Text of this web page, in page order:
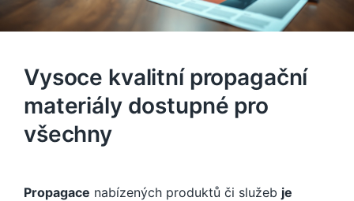
Vysoce kvalitní propagační
materiály dostupné pro
všechny
Propagace nabízených produktů či služeb je